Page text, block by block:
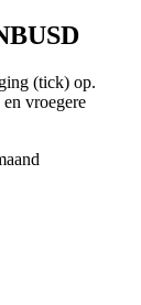
(tick) op.
vroegere